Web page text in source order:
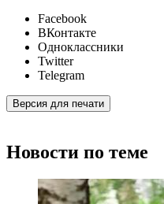
Facebook
ВКонтакте
Одноклассники
Twitter
Telegram
Версия для печати
Новости по теме